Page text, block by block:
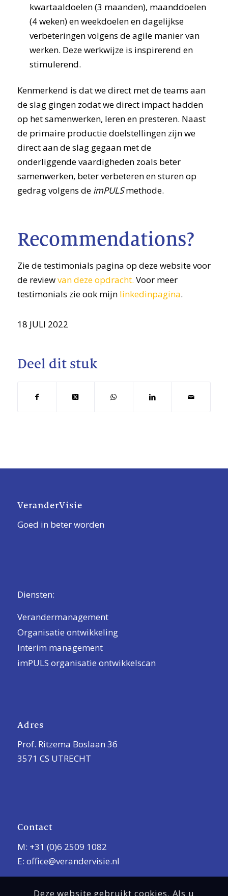
kwartaaldoelen (3 maanden), maanddoelen
(4 weken) en weekdoelen en dagelijkse
verbeteringen volgens de agile manier van
werken. Deze werkwijze is inspirerend en
stimulerend.
Kenmerkend is dat we direct met de teams aan
de slag gingen zodat we direct impact hadden
op het samenwerken, leren en presteren. Naast
de primaire productie doelstellingen zijn we
direct aan de slag gegaan met de
onderliggende vaardigheden zoals beter
samenwerken, beter verbeteren en sturen op
gedrag volgens de imPULSmethode.
Recommendations?
Zie de testimonials pagina op deze website voor
de reviewvan deze opdracht. Voor meer
testimonials zie ook mijn linkedinpagina.
18 JULI 2022
Deel dit stuk
VeranderVisie
Goed in beter worden
Diensten:
Verandermanagement
Organisatie ontwikkeling
Interim management
imPULS organisatie ontwikkelscan
Adres
Prof. Ritzema Boslaan 36
3571 CS UTRECHT
Contact
M: +31 (0)6 2509 1082
E: office@verandervisie.nl
Deze website gebruikt cookies. Als u